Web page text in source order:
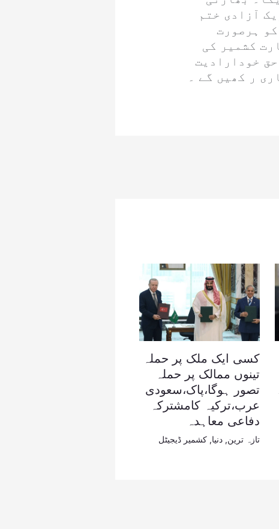
آزادی ختم
ہرصورت
کشمیر کی
خودارادیت
ر کھیں گے ۔
کسی ایک ملک پر حملہ
تینوں ممالک پر حملہ
تصور ہوگا،پاک،سعودی
عرب،ترکیہ کامشترکہ
دفاعی معاہدہ
تازہ ترین دنیا کشمیر ڈیجیٹل